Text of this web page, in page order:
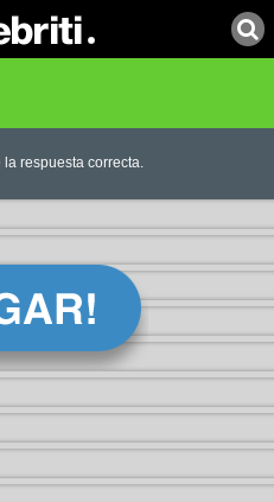
la respuesta correcta.